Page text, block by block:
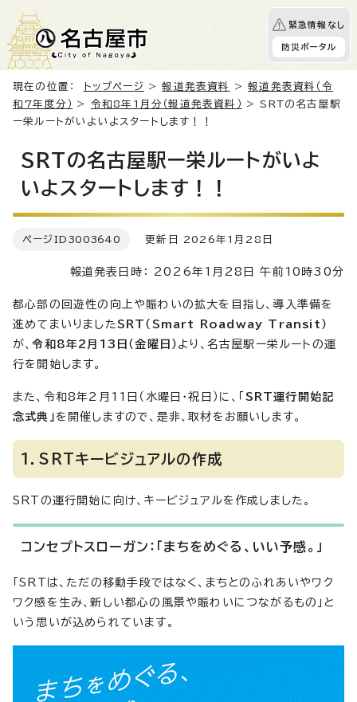
緊急情報なし
防災ポータル
現在の位置： トップページ >報道発表資料 >報道発表資料（令
和7年度分）
> 令和8年1月分（報道発表資料）
> SRTの名古屋駅
ー栄ルートがいよいよスタートします！！
SRTの名古屋駅ー栄ルートがいよ
いよスタートします！！
ページID 3003640 更新日 2026年1月28日
報道発表日時： 2026年1月28日 午前10時30分
都心部の回遊性の向上や賑わいの拡大を目指し、導入準備を
進めてまいりましたSRT（Smart Roadway Transit）
が、令和8年2月13日（金曜日） より、名古屋駅ー栄ルートの運
行を開始します。
また、令和8年2月11日（水曜日・祝日）に、「 SRT運行開始記
念式典」 を開催しますので、是非、取材をお願いします。
1．SRTキービジュアルの作成
SRTの運行開始に向け、キービジュアルを作成しました。
コンセプトスローガン：「まちをめぐる、いい予感。」
「SRTは、ただの移動手段ではなく、まちとのふれあいやワク
ワク感を生み、新しい都心の風景や賑わいにつながるもの」と
いう思いが込められています。